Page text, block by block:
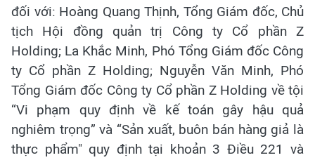
đối với: Hoàng Quang Thịnh, Tổng Giám đốc, Chủ
tịch Hội đồng quản trị Công ty Cổ phần Z
Holding; La Khắc Minh, Phó Tổng Giám đốc Công
ty Cổ phần Z Holding; Nguyễn Văn Minh, Phó
Tổng Giám đốc Công ty Cổ phần Z Holding về tội
“Vi phạm quy định về kế toán gây hậu quả
nghiêm trọng” và “Sản xuất, buôn bán hàng giả là
thực phẩm" quy định tại khoản 3 Điều 221 và